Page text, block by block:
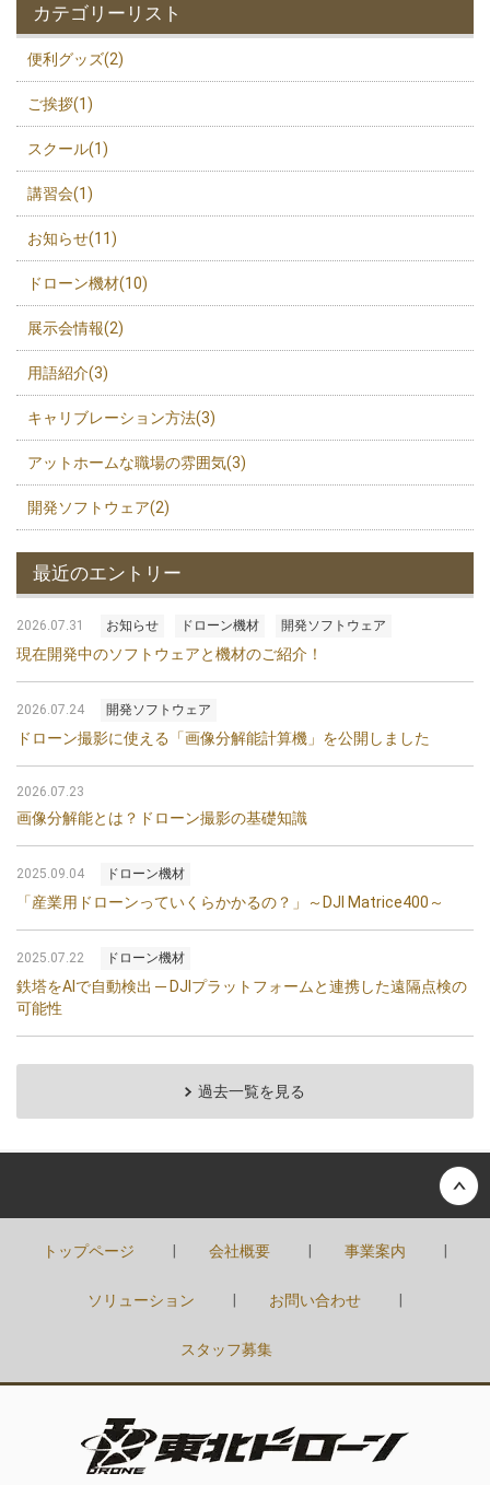
カテゴリーリスト
便利グッズ(2)
ご挨拶(1)
スクール(1)
講習会(1)
お知らせ(11)
ドローン機材(10)
展示会情報(2)
用語紹介(3)
キャリブレーション方法(3)
アットホームな職場の雰囲気(3)
開発ソフトウェア(2)
最近のエントリー
2026.07.31 お知らせ ドローン機材 開発ソフトウェア
現在開発中のソフトウェアと機材のご紹介！
2026.07.24 開発ソフトウェア
ドローン撮影に使える「画像分解能計算機」を公開しました
2026.07.23
画像分解能とは？ドローン撮影の基礎知識
2025.09.04 ドローン機材
「産業用ドローンっていくらかかるの？」～DJI Matrice400～
2025.07.22 ドローン機材
鉄塔をAIで自動検出 ─ DJIプラットフォームと連携した遠隔点検の
可能性
過去一覧を見る
トップページ 会社概要 事業案内
ソリューション お問い合わせ
スタッフ募集